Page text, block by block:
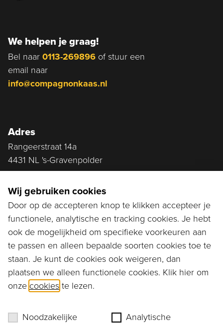
We helpen je graag!
Bel naar 0113-269896 of stuur een
email naar
info@compagnonkaas.nl
Adres
Rangeerstraat 14a
4431 NL 's-Gravenpolder
Ga naar...
Bestellen
Diensten
Assortiment
Ons verhaal
Wij gebruiken cookies
Door op de accepteren knop te klikken accepteer je
functionele, analytische en tracking cookies. Je hebt
ook de mogelijkheid om specifieke voorkeuren aan
te passen en alleen bepaalde soorten cookies toe te
staan. Je kunt de cookies ook weigeren, dan
plaatsen we alleen functionele cookies. Klik hier om
onze cookies te lezen.
Noodzakelijke Analytische